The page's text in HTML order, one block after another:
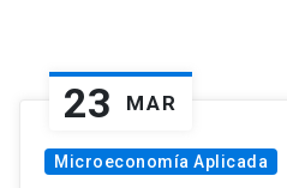
23 MAR
Microeconomía Aplicada